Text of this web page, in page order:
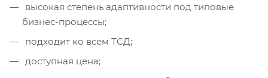
высокая степень адаптивности под типовые
бизнес-процессы;
подходит ко всем ТСД;
доступная цена;